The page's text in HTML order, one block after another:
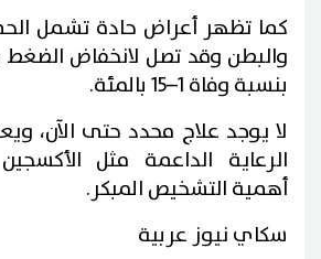
كما تظهر أعراض حادة تشمل
والبطن وقد تصل لانخفاض الضغط
بنسبة وفاة 1–15 بالمئة.
لا يوجد علاج محدد حتى الآن،
الرعاية الداعمة مثل
أهمية التشخيص المبكر.
سكاي نيوز عربية